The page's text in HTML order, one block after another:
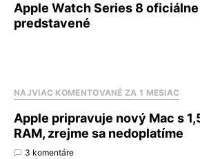
Apple Watch Series 8 oficiálne
predstavené
NAJVIAC KOMENTOVANÉ ZA 1 MESIAC
Apple pripravuje nový Mac s
RAM, zrejme sa nedoplatíme
3 komentáre